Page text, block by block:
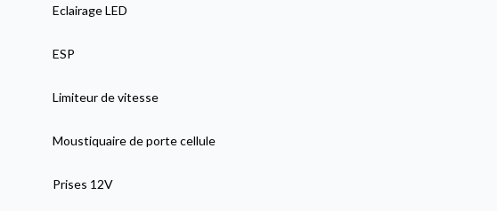
Eclairage LED
ESP
Limiteur de vitesse
Moustiquaire de porte cellule
Prises 12V